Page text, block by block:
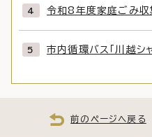
令和8年度家庭ごみ収
市内循環バス「川越シ
前のページへ戻る